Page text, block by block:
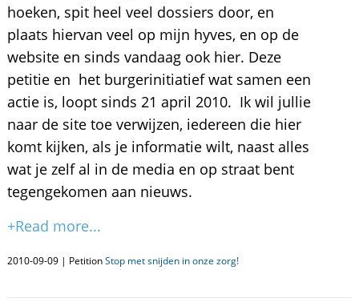
hoeken, spit heel veel dossiers door, en
plaats hiervan veel op mijn hyves, en op de
website en sinds vandaag ook hier. Deze
petitie en het burgerinitiatief wat samen een
actie is, loopt sinds 21 april 2010. Ik wil jullie
naar de site toe verwijzen, iedereen die hier
komt kijken, als je informatie wilt, naast alles
wat je zelf al in de media en op straat bent
tegengekomen aan nieuws.
+Read more...
2010-09-09 | PetitionStop met snijden in onze zorg!